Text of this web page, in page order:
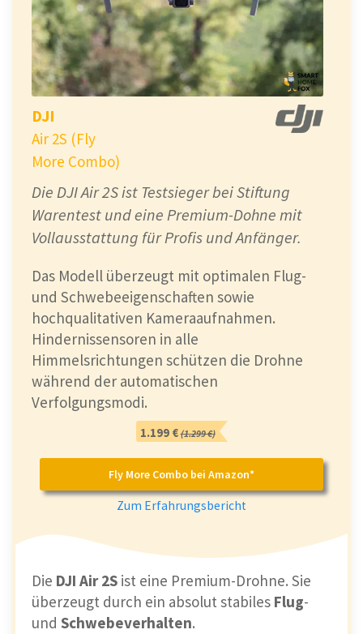
DJI
Air 2S (Fly
More Combo)
Die DJI Air 2S ist Testsieger bei Stiftung
Warentest und eine Premium-Dohne mit
Vollausstattung für Profis und Anfänger.
Das Modell überzeugt mit optimalen Flug-
und Schwebeeigenschaften sowie
hochqualitativen Kameraaufnahmen.
Hindernissensoren in alle
Himmelsrichtungen schützen die Drohne
während der automatischen
Verfolgungsmodi.
1.199 €(1.299 €)
Fly More Combo bei Amazon*
Zum Erfahrungsbericht
Die DJI Air 2S ist eine Premium-Drohne. Sie
überzeugt durch ein absolut stabiles Flug-
und Schwebeverhalten.